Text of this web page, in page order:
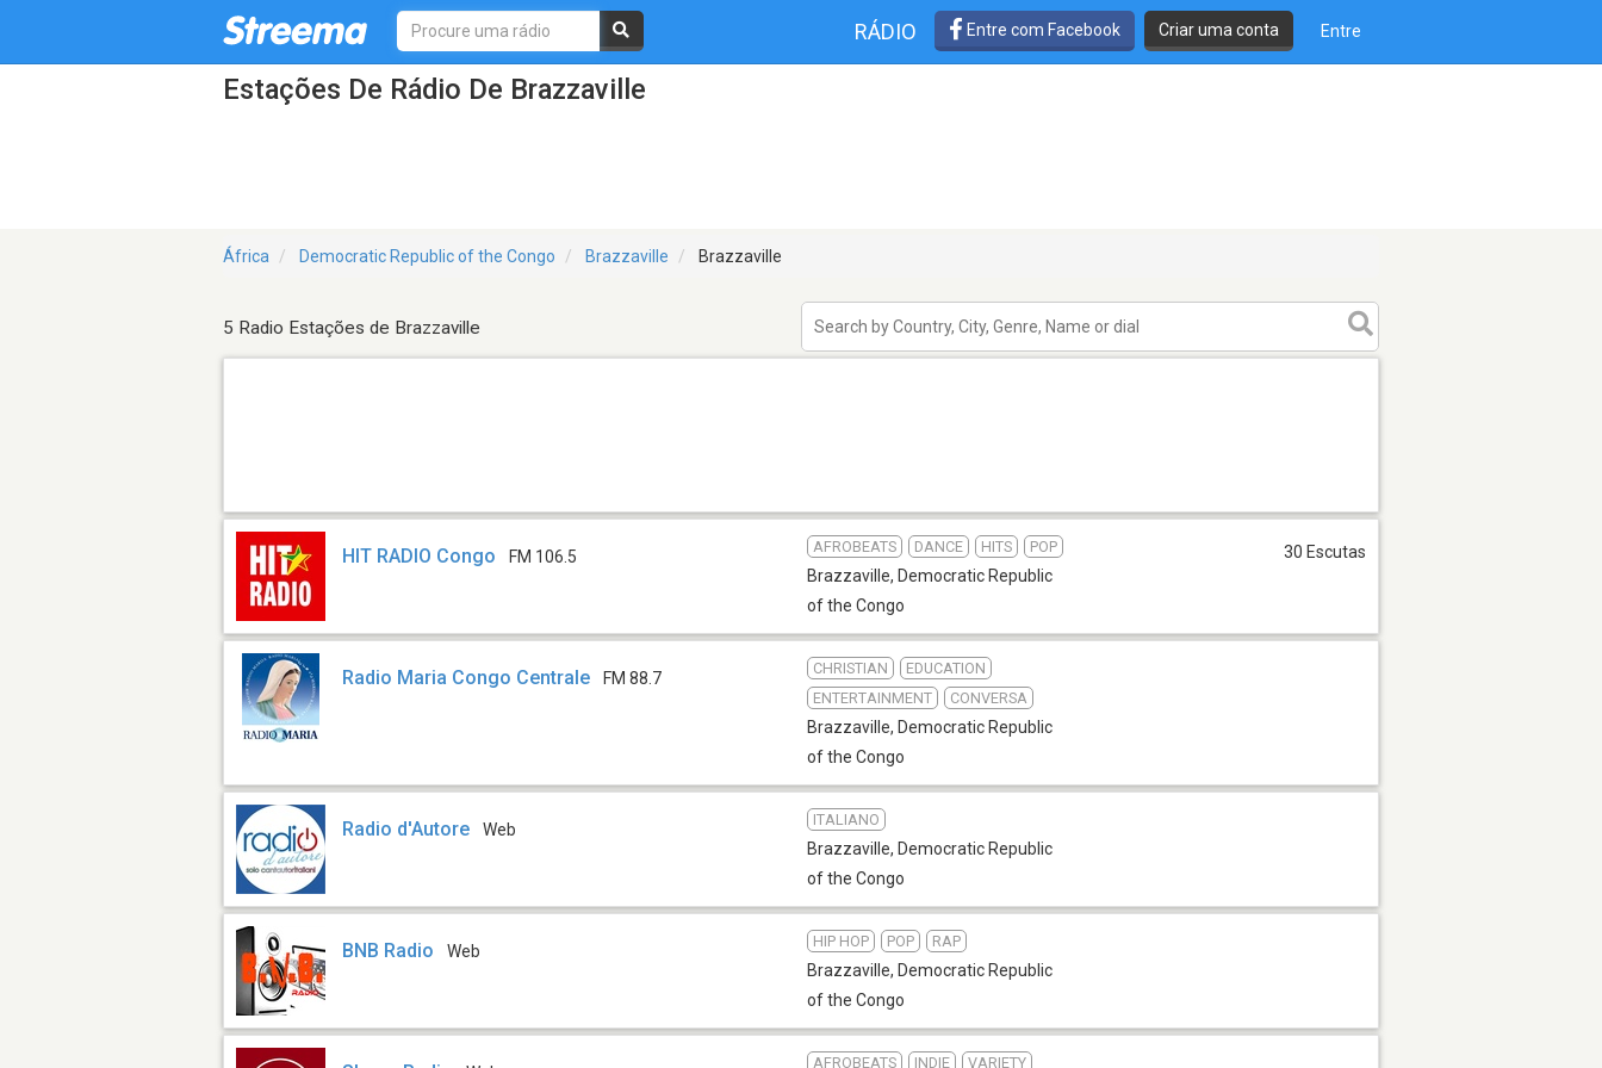
RÁDIO Entre com Facebook Criar uma conta Entre
Estações De Rádio De Brazzaville
África Democratic Republic of the Congo Brazzaville Brazzaville
5 Radio Estações de Brazzaville
HIT RADIO Congo FM 106.5
AFROBEATS DANCE HITS POP
Brazzaville, Democratic Republic
of the Congo
30 Escutas
Radio Maria Congo Centrale FM 88.7
CHRISTIAN
EDUCATION
ENTERTAINMENT
CONVERSA
Brazzaville, Democratic Republic
of the Congo
Radio d'Autore Web
ITALIANO
Brazzaville, Democratic Republic
of the Congo
BNB Radio Web
HIP HOP POP RAP
Brazzaville, Democratic Republic
of the Congo
AFROBEATS INDIE VARIETY